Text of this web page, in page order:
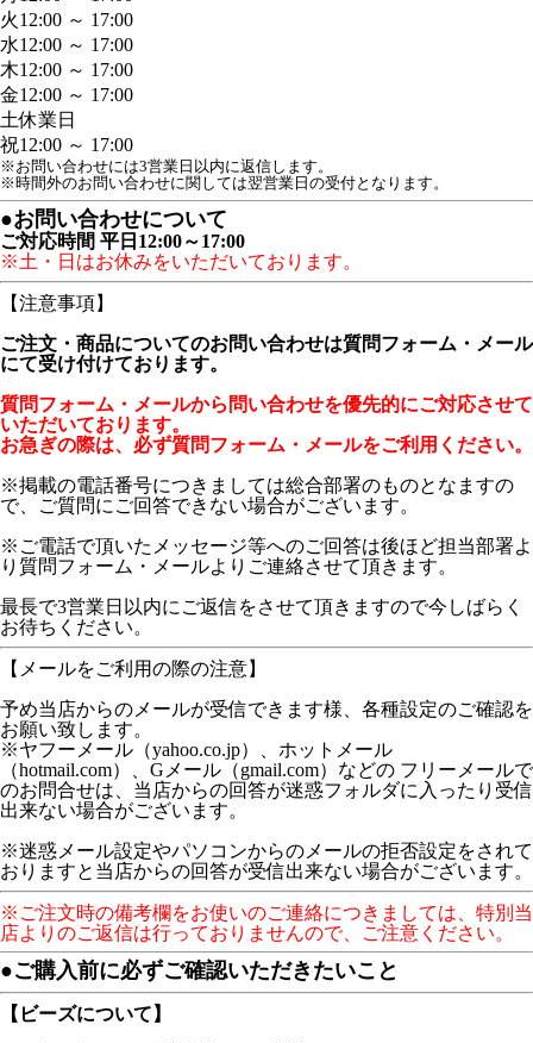
火12:00 ～ 17:00
水12:00 ～ 17:00
木12:00 ～ 17:00
金12:00 ～ 17:00
土休業日
祝12:00 ～ 17:00
※お問い合わせには3営業日以内に返信します。
※時間外のお問い合わせに関しては翌営業日の受付となります。
●お問い合わせについて
ご対応時間 平日12:00～17:00
※土・日はお休みをいただいております。
【注意事項】
ご注文・商品についてのお問い合わせは質問フォーム・メール
にて受け付けております。
質問フォーム・メールから問い合わせを優先的にご対応させて
いただいております。
お急ぎの際は、必ず質問フォーム・メールをご利用ください。
※掲載の電話番号につきましては総合部署のものとなますの
で、ご質問にご回答できない場合がございます。
※ご電話で頂いたメッセージ等へのご回答は後ほど担当部署よ
り質問フォーム・メールよりご連絡させて頂きます。
最長で3営業日以内にご返信をさせて頂きますので今しばらく
お待ちください。
【メールをご利用の際の注意】
予め当店からのメールが受信できます様、各種設定のご確認を
お願い致します。
※ヤフーメール（yahoo.co.jp）、ホットメール
（hotmail.com）、Gメール（gmail.com）などの フリーメールで
のお問合せは、当店からの回答が迷惑フォルダに入ったり受信
出来ない場合がございます。
※迷惑メール設定やパソコンからのメールの拒否設定をされて
おりますと当店からの回答が受信出来ない場合がございます。
※ご注文時の備考欄をお使いのご連絡につきましては、特別当
店よりのご返信は行っておりませんので、ご注意ください。
●ご購入前に必ずご確認いただきたいこと
【ビーズについて】